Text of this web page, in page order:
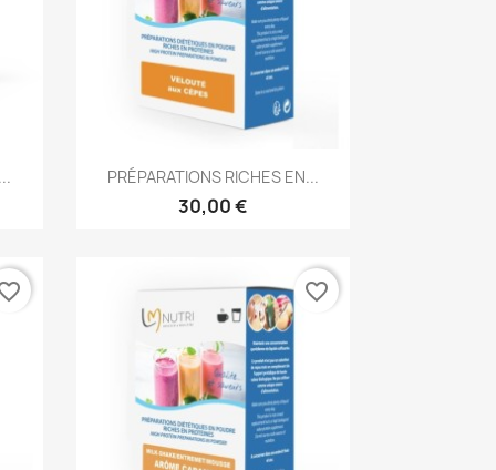
Aperçu rapide
PRÉPARATIONS RICHES EN...
30,00 €
favorite_border